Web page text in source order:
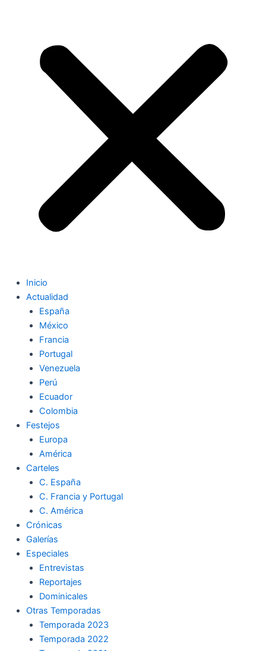
Inicio
Actualidad
España
México
Francia
Portugal
Venezuela
Perú
Ecuador
Colombia
Festejos
Europa
América
Carteles
C. España
C. Francia y Portugal
C. América
Crónicas
Galerías
Especiales
Entrevistas
Reportajes
Dominicales
Otras Temporadas
Temporada 2023
Temporada 2022